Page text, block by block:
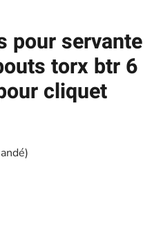
pour servante
torx btr 6
cliquet